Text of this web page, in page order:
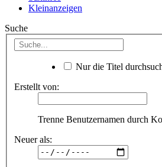
Kleinanzeigen
Suche
Nur die Titel
Erstellt von:
Trenne Benutzernamen durch
Neuer als: